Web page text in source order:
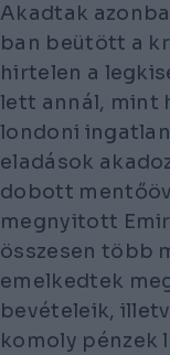
Akadtak
ban beütött a
hirtelen a
lett annál, mint
londoni
eladások
dobott
megnyitott
összesen több
emelkedtek
bevételeik,
komoly pénzek